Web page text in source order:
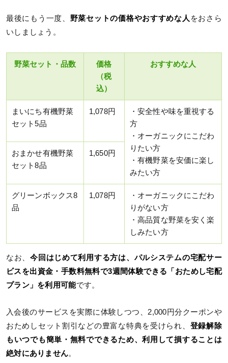
最後にもう一度、 野菜セットの価格やおすすめな人 をおさら
いしましょう。
野菜セット・品数
価格
（税
込）
おすすめな人
まいにち有機野菜
セット5品
1,078円
・安全性や味を重視する
方
・オーガニックにこだわ
りたい方
・有機野菜を安価に楽し
みたい方
おまかせ有機野菜
セット8品
1,650円
グリーンボックス8
品
1,078円
・オーガニックにこだわ
りがない方
・高品質な野菜を安く楽
しみたい方
なお、今回はじめて利用する方は、パルシステムの宅配サー
ビスを出資金・手数料無料で3週間体験できる「おためし宅配
プラン」を利用可能です。
入会後のサービスを実際に体験しつつ、2,000円分クーポンや
おためしセット割引などの豊富な特典を受けられ、 登録解除
もいつでも簡単・無料でできるため、利用して損することは
絶対にありません。